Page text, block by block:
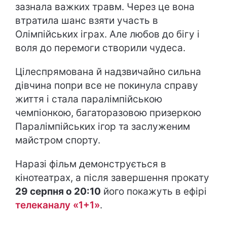
зазнала важких травм. Через це вона
втратила шанс взяти участь в
Олімпійських іграх. Але любов до бігу і
воля до перемоги створили чудеса.
Цілеспрямована й надзвичайно сильна
дівчина попри все не покинула справу
життя і стала паралімпійською
чемпіонкою, багаторазовою призеркою
Паралімпійських ігор та заслуженим
майстром спорту.
Наразі фільм демонструється в
кінотеатрах, а після завершення прокату
29 серпня о 20:10 його покажуть в ефірі
телеканалу «1+1».